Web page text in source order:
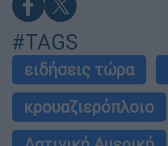
#TAGS
ειδήσεις τώρα
κρουαζιερόπλοιο